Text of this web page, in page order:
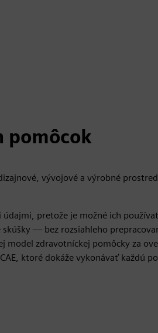
pomôcok
vývojové a výrobné
pretože je možné ich
— bez rozsiahleho
zdravotníckej pomôcky za
ktoré dokáže vykonávať každú